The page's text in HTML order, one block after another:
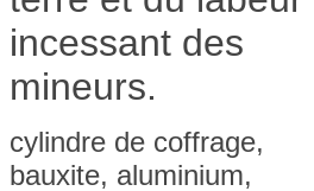
incessant des
mineurs.
cylindre de coffrage,
bauxite, aluminium,